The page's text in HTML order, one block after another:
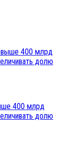
400 млрд
долю